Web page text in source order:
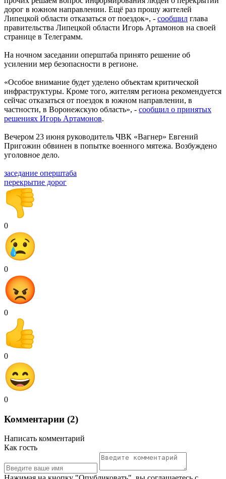
дорог в южном направлении. Ещё раз прошу жителей
Липецкой области отказаться от поездок», - сообщил глава
правительства Липецкой области Игорь Артамонов на своей
странице в Телеграмм.
На ночном заседании оперштаба принято решение об
усилении мер безопасности в регионе.
«Особое внимание будет уделено объектам критической
инфраструктуры. Кроме того, жителям региона рекомендуется
сейчас отказаться от поездок в южном направлении, в
частности, в Воронежскую область», - сообщил о принятых
решениях Игорь Артамонов.
Вечером 23 июня руководитель ЧВК «Вагнер» Евгений
Пригожин обвинен в попытке военного мятежа. Возбуждено
уголовное дело.
заседание оперштаба
перекрытие дорог
0
0
0
0
0
Комментарии (2)
Написать комментарий
Как гость